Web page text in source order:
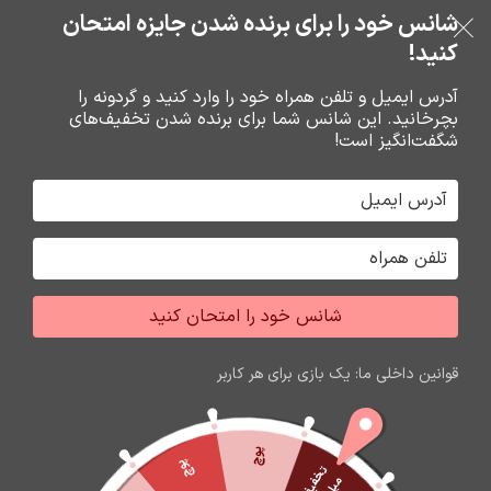
بدون ضامن، بدون سود
عبور به ناوبری
رفتن به محتوای اصلی
0 ریال
آدرس
لرستان الیگودرز ,چهارراه شهرداری ,جنب بانک تجارت مرکزی ,ساختمان
مهبان ,فروشگاه نوین تراشه گنجی
شماره تماس
09166661228-06643347998
فروشگاه نوین تراشه گنجی
پوچ
پوچ
شانس خود را برای برنده شدن جایزه امتحان
کنید!
آدرس ایمیل و تلفن همراه خود را وارد کنید و گردونه را
بچرخانید. این شانس شما برای برنده شدن تخفیف‌های
شگفت‌انگیز است!
شانس خود را امتحان کنید
قوانین داخلی ما: یک بازی برای هر کاربر